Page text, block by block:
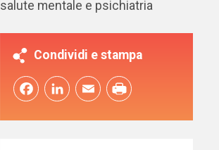
salute mentale e psichiatria
Condividi e stampa
FacebookLinkedInEmail